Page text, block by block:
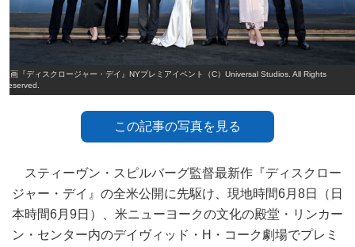
映画『ディスクロージャー・デイ』NYプレミアイベント（C）Universal Studios. All Rights
Reserved.
この記事の写真を見る
スティーヴン・スピルバーグ監督最新作『ディスクロー
ジャー・デイ』の全米公開に先駆け、現地時間6月8日（日
本時間6月9日）、米ニューヨークの文化の殿堂・リンカー
ン・センター内のデイヴィッド・H・コーク劇場でプレミ